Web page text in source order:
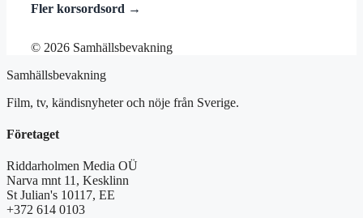
Fler korsordsord →
© 2026 Samhällsbevakning
Samhällsbevakning
Film, tv, kändisnyheter och nöje från Sverige.
Företaget
Riddarholmen Media OÜ
Narva mnt 11, Kesklinn
St Julian's 10117, EE
+372 614 0103